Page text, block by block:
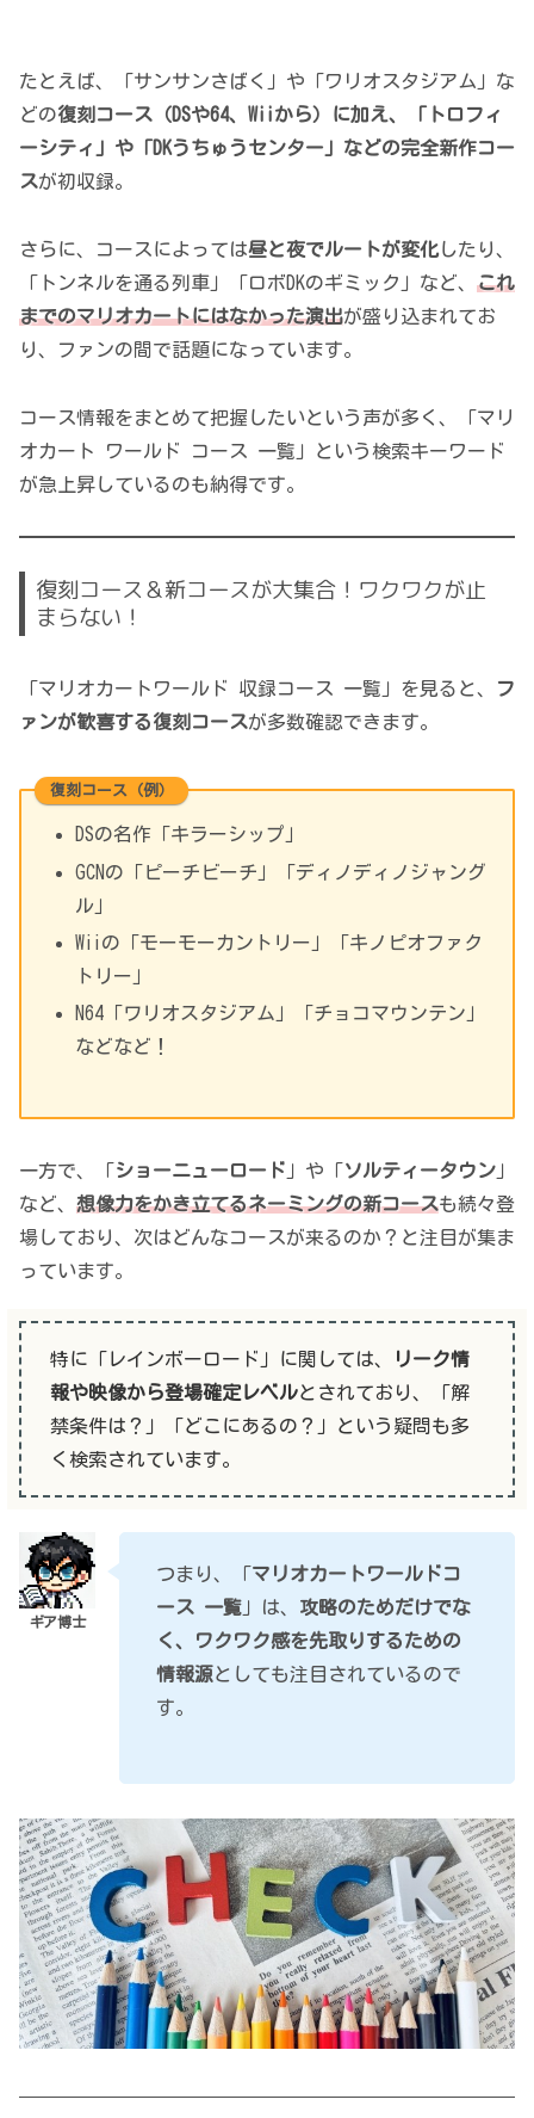
たとえば、「サンサンさばく」や「ワリオスタジアム」な
どの復刻コース（DSや64、Wiiから）に加え、「トロフィ
ーシティ」や「DKうちゅうセンター」などの完全新作コー
スが初収録。
さらに、コースによっては昼と夜でルートが変化したり、
「トンネルを通る列車」「ロボDKのギミック」など、 これ
までのマリオカートにはなかった演出が盛り込まれてお
り、ファンの間で話題になっています。
コース情報をまとめて把握したいという声が多く、「マリ
オカート ワールド コース 一覧」という検索キーワード
が急上昇しているのも納得です。
復刻コース＆新コースが大集合！ワクワクが止
まらない！
「マリオカートワールド 収録コース 一覧」を見ると、
フ
ァンが歓喜する復刻コースが多数確認できます。
復刻コース（例）
DSの名作「キラーシップ」
GCNの「ピーチビーチ」「ディノディノジャング
ル」
Wiiの「モーモーカントリー」「キノピオファク
トリー」
N64「ワリオスタジアム」「チョコマウンテン」
などなど！
一方で、「ショーニューロード 」や「ソルティータウン 」
など、 想像力をかき立てるネーミングの新コースも続々登
場しており、次はどんなコースが来るのか？と注目が集ま
っています。
特に「レインボーロード」に関しては、
リーク情
報や映像から登場確定レベルとされており、「解
禁条件は？」「どこにあるの？」という疑問も多
く検索されています。
つまり、「 マリオカートワールドコ
ース 一覧 」は、 攻略のためだけでな
く、ワクワク感を先取りするための
情報源としても注目されているので
す。